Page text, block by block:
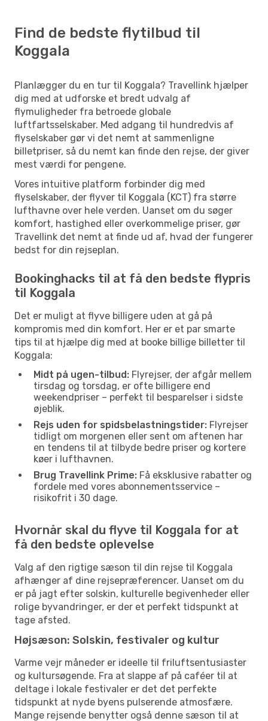
Find de bedste flytilbud til
Koggala
Planlægger du en tur til Koggala? Travellink hjælper
dig med at udforske et bredt udvalg af
flymuligheder fra betroede globale
luftfartsselskaber. Med adgang til hundredvis af
flyselskaber gør vi det nemt at sammenligne
billetpriser, så du nemt kan finde den rejse, der giver
mest værdi for pengene.
Vores intuitive platform forbinder dig med
flyselskaber, der flyver til Koggala (KCT) fra større
lufthavne over hele verden. Uanset om du søger
komfort, hastighed eller overkommelige priser, gør
Travellink det nemt at finde ud af, hvad der fungerer
bedst for din rejseplan.
Bookinghacks til at få den bedste flypris
til Koggala
Det er muligt at flyve billigere uden at gå på
kompromis med din komfort. Her er et par smarte
tips til at hjælpe dig med at booke billige billetter til
Koggala:
Midt på ugen-tilbud: Flyrejser, der afgår mellem
tirsdag og torsdag, er ofte billigere end
weekendpriser – perfekt til besparelser i sidste
øjeblik.
Rejs uden for spidsbelastningstider: Flyrejser
tidligt om morgenen eller sent om aftenen har
en tendens til at tilbyde bedre priser og kortere
køer i lufthavnen.
Brug Travellink Prime: Få eksklusive rabatter og
fordele med vores abonnementsservice –
risikofrit i 30 dage.
Hvornår skal du flyve til Koggala for at
få den bedste oplevelse
Valg af den rigtige sæson til din rejse til Koggala
afhænger af dine rejsepræferencer. Uanset om du
er på jagt efter solskin, kulturelle begivenheder eller
rolige byvandringer, er der et perfekt tidspunkt at
tage afsted.
Højsæson: Solskin, festivaler og kultur
Varme vejr måneder er ideelle til friluftsentusiaster
og kultursøgende. Fra at slappe af på caféer til at
deltage i lokale festivaler er det det perfekte
tidspunkt at nyde byens pulserende atmosfære.
Mange rejsende benytter også denne sæson til at